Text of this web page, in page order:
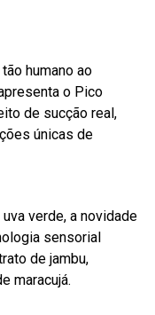
humano ao
o Pico
de sucção real,
únicas de
verde, a novidade
sensorial
de jambu,
maracujá.